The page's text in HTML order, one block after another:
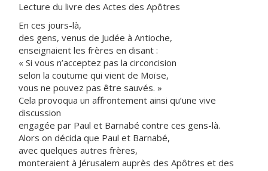
Lecture du livre des Actes des Apôtres
En ces jours-là,
des gens, venus de Judée à Antioche,
enseignaient les frères en disant :
« Si vous n’acceptez pas la circoncision
selon la coutume qui vient de Moïse,
vous ne pouvez pas être sauvés. »
Cela provoqua un affrontement ainsi qu’une vive
discussion
engagée par Paul et Barnabé contre ces gens-là.
Alors on décida que Paul et Barnabé,
avec quelques autres frères,
monteraient à Jérusalem auprès des Apôtres et des